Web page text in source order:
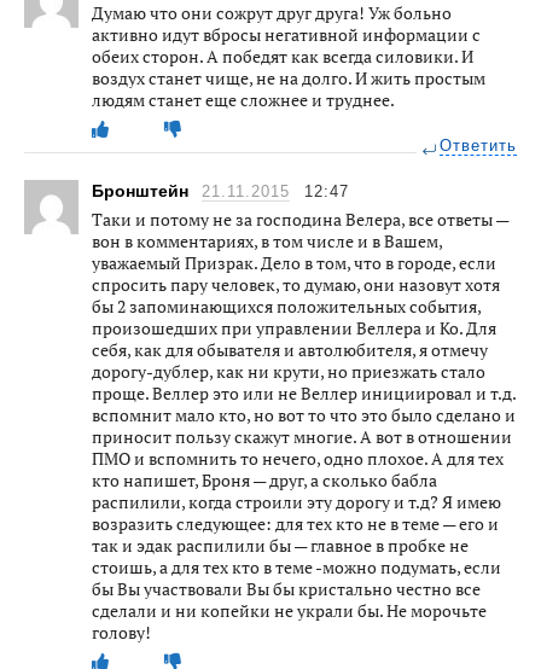
Думаю что они сожрут друг друга! Уж больно
активно идут вбросы негативной информации с
обеих сторон. А победят как всегда силовики. И
воздух станет чище, не на долго. И жить простым
людям станет еще сложнее и труднее.
Ответить
Бронштейн 21.11.2015 12:47
Таки и потому не за господина Велера, все ответы —
вон в комментариях, в том числе и в Вашем,
уважаемый Призрак. Дело в том, что в городе, если
спросить пару человек, то думаю, они назовут хотя
бы 2 запоминающихся положительных события,
произошедших при управлении Веллера и Ко. Для
себя, как для обывателя и автолюбителя, я отмечу
дорогу-дублер, как ни крути, но приезжать стало
проще. Веллер это или не Веллер инициировал и т.д.
вспомнит мало кто, но вот то что это было сделано и
приносит пользу скажут многие. А вот в отношении
ПМО и вспомнить то нечего, одно плохое. А для тех
кто напишет, Броня — друг, а сколько бабла
распилили, когда строили эту дорогу и т.д? Я имею
возразить следующее: для тех кто не в теме — его и
так и эдак распилили бы — главное в пробке не
стоишь, а для тех кто в теме -можно подумать, если
бы Вы участвовали Вы бы кристально честно все
сделали и ни копейки не украли бы. Не морочьте
голову!